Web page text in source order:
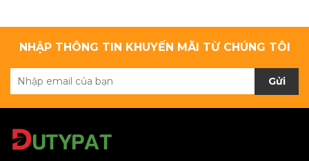
NHẬP THÔNG TIN KHUYẾN MÃI TỪ CHÚNG TÔI
Gửi